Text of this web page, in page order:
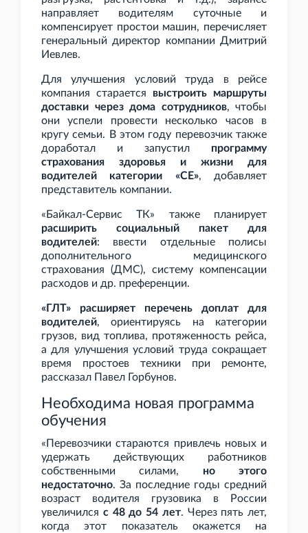
направляет водителям суточные и
компенсирует простои машин, перечисляет
генеральный директор компании Дмитрий
Иевлев.
Для улучшения условий труда в рейсе
компания старается выстроить маршруты
доставки через дома сотрудников, чтобы
они успели провести несколько часов в
кругу семьи. В этом году перевозчик также
доработал и запустил программу
страхования здоровья и жизни для
водителей категории «СЕ», добавляет
представитель компании.
«Байкал-Сервис ТК» также планирует
расширить социальный пакет для
водителей: ввести отдельные полисы
дополнительного медицинского
страхования (ДМС), систему компенсации
расходов и др. преференции.
«ГЛТ» расширяет перечень доплат для
водителей, ориентируясь на категории
грузов, вид топлива, протяженность рейса,
а для улучшения условий труда сокращает
время простоев техники при ремонте,
рассказал Павел Горбунов.
Необходима новая программа
обучения
«Перевозчики стараются привлечь новых и
удержать действующих работников
собственными силами, но этого
недостаточно. За последние годы средний
возраст водителя грузовика в России
увеличился с 48 до 54 лет. Через пять лет,
когда этот показатель окажется на